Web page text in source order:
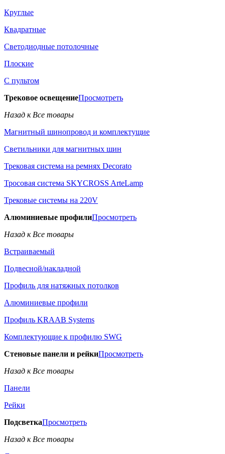
Круглые
Квадратные
Светодиодные потолочные
Плоские
С пультом
Трековое освещениеПросмотреть
Назад к Все товары
Магнитный шинопровод и комплектущие
Светильники для магнитных шин
Трековая система на ремнях Decorato
Тросовая система SKYCROSS ArteLamp
Трековые системы на 220V
Алюминиевые профилиПросмотреть
Назад к Все товары
Встраиваемый
Подвесной/накладной
Профиль для натяжных потолков
Алюминиевые профили
Профиль KRAAB Systems
Комплектующие к профилю SWG
Стеновые панели и рейкиПросмотреть
Назад к Все товары
Панели
Рейки
ПодсветкаПросмотреть
Назад к Все товары